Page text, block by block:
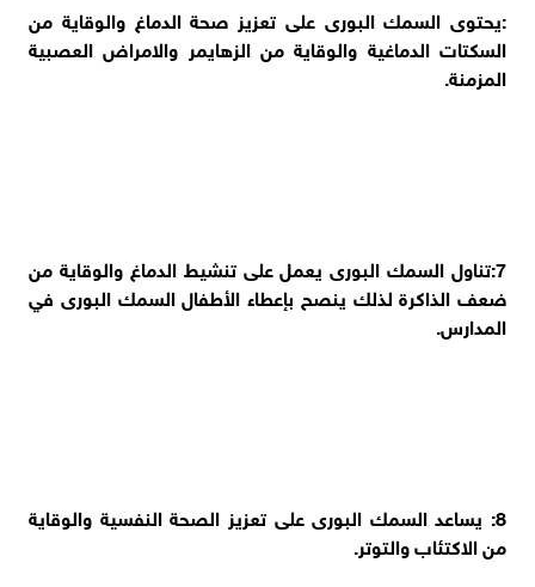
:يحتوى السمك البورى على تعزيز صحة الدماغ والوقاية من
السكتات الدماغية والوقاية من الزهايمر والامراض العصبية
المزمنة.
7:تناول السمك البورى يعمل على تنشيط الدماغ والوقاية من
ضعف الذاكرة لذلك ينصح بإعطاء الأطفال السمك البورى في
المدارس.
8: يساعد السمك البورى على تعزيز الصحة النفسية والوقاية
من الاكتئاب والتوتر.